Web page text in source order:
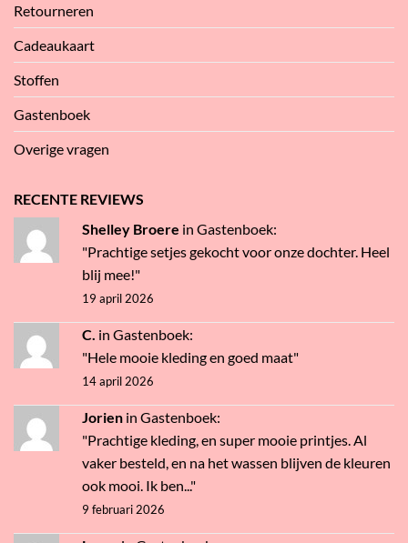
Retourneren
Cadeaukaart
Stoffen
Gastenboek
Overige vragen
RECENTE REVIEWS
Shelley Broere in Gastenboek:
"Prachtige setjes gekocht voor onze dochter. Heel
blij mee!"
19 april 2026
C. in Gastenboek:
"Hele mooie kleding en goed maat"
14 april 2026
Jorien in Gastenboek:
"Prachtige kleding, en super mooie printjes. Al
vaker besteld, en na het wassen blijven de kleuren
ook mooi. Ik ben..."
9 februari 2026